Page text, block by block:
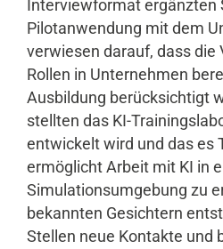
Interviewformat ergänzten
Pilotanwendung mit dem
verwiesen darauf, dass die
Rollen in Unternehmen
Ausbildung berücksichtigt
stellten das KI-
entwickelt wird und das es
ermöglicht Arbeit mit KI in
Simulationsumgebung zu
bekannten Gesichtern
Stellen neue Kontakte und